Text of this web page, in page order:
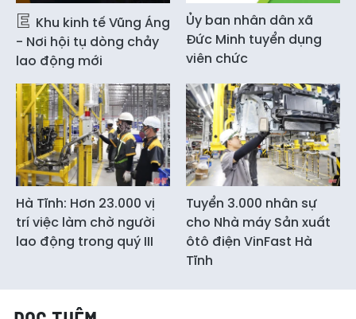
Khu kinh tế Vũng Áng
- Nơi hội tụ dòng chảy
lao động mới
Ủy ban nhân dân xã
Đức Minh tuyển dụng
viên chức
Hà Tĩnh: Hơn 23.000 vị
trí việc làm chờ người
lao động trong quý III
Tuyển 3.000 nhân sự
cho Nhà máy Sản xuất
ôtô điện VinFast Hà
Tĩnh